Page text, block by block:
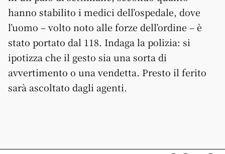
hanno stabilito i medici dell’ospedale, dove
l’uomo – volto noto alle forze dell’ordine – è
stato portato dal 118. Indaga la polizia: si
ipotizza che il gesto sia una sorta di
avvertimento o una vendetta. Presto il ferito
sarà ascoltato dagli agenti.